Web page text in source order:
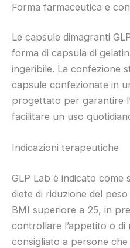
Forma farmaceutica e
Le capsule dimagranti
forma di capsula di
ingeribile. La confezione
capsule confezionate in
progettato per garantire
facilitare un uso
Indicazioni terapeutiche
GLP Lab è indicato
diete di riduzione del
BMI superiore a 25, in
controllare l’appetito o di
consigliato a persone